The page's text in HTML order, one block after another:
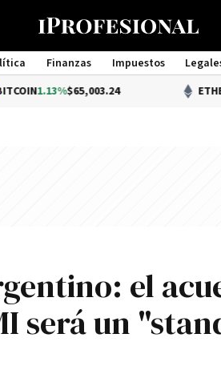
Finanzas Impuestos
Management
$65,003.24 ETHEREUM 1%
el
será un